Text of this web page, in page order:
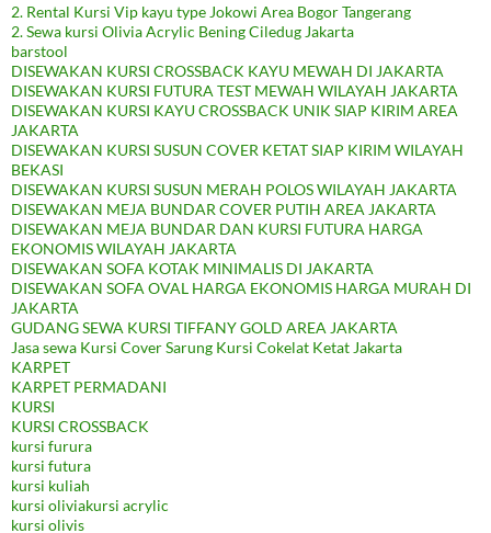
2. Rental Kursi Vip kayu type Jokowi Area Bogor Tangerang
2. Sewa kursi Olivia Acrylic Bening Ciledug Jakarta
barstool
DISEWAKAN KURSI CROSSBACK KAYU MEWAH DI JAKARTA
DISEWAKAN KURSI FUTURA TEST MEWAH WILAYAH JAKARTA
DISEWAKAN KURSI KAYU CROSSBACK UNIK SIAP KIRIM AREA
JAKARTA
DISEWAKAN KURSI SUSUN COVER KETAT SIAP KIRIM WILAYAH
BEKASI
DISEWAKAN KURSI SUSUN MERAH POLOS WILAYAH JAKARTA
DISEWAKAN MEJA BUNDAR COVER PUTIH AREA JAKARTA
DISEWAKAN MEJA BUNDAR DAN KURSI FUTURA HARGA
EKONOMIS WILAYAH JAKARTA
DISEWAKAN SOFA KOTAK MINIMALIS DI JAKARTA
DISEWAKAN SOFA OVAL HARGA EKONOMIS HARGA MURAH DI
JAKARTA
GUDANG SEWA KURSI TIFFANY GOLD AREA JAKARTA
Jasa sewa Kursi Cover Sarung Kursi Cokelat Ketat Jakarta
KARPET
KARPET PERMADANI
KURSI
KURSI CROSSBACK
kursi furura
kursi futura
kursi kuliah
kursi oliviakursi acrylic
kursi olivis